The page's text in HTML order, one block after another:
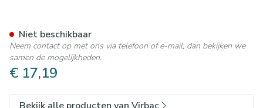
€ 17,19
Niet beschikbaar
Neem contact op met ons via telefoon of e-mail, dan bekijken we
samen de mogelijkheden.